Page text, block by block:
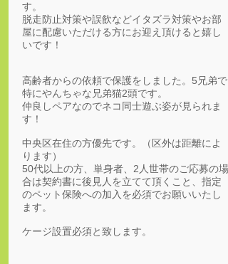
す。
脱走防止対策や誤飲などイタズラ対策やお部
屋に配慮いただける方にお迎え頂けると嬉し
いです！
高齢者からの依頼で保護をしました。5兄弟で
特にやんちゃな兄弟猫2頭です。
仲良しペアなのでネコ同士遊ぶ姿が見られま
す！
中央区在住の方優先です。（区外は距離によ
ります）
50代以上の方、単身者、2人世帯のご応募の場
合は契約書に後見人を立てて頂くこと、指定
のペット保険への加入を必須でお願いいたし
ます。
ケージ設置必須と致します。